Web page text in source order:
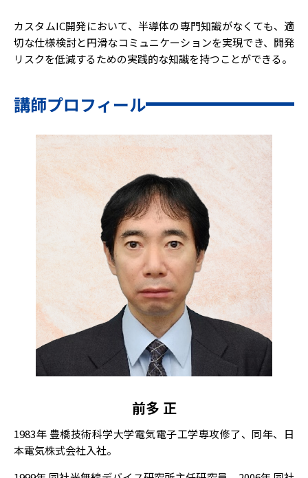
カスタムIC開発において、半導体の専門知識がなくても、適
切な仕様検討と円滑なコミュニケーションを実現でき、開発
リスクを低減するための実践的な知識を持つことができる。
講師プロフィール
前多 正
1983年 豊橋技術科学大学電気電子工学専攻修了、同年、日
本電気株式会社入社。